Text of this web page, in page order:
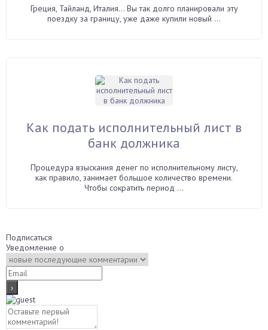
Греция, Тайланд, Италия… Вы так долго планировали эту
поездку за границу, уже даже купили новый ...
Как подать исполнительный лист в
банк должника
Процедура взыскания денег по исполнительному листу,
как правило, занимает большое количество времени.
Чтобы сократить период ...
Подписаться
Уведомление о